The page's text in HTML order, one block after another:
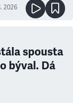
2026
spousta
býval. Dá